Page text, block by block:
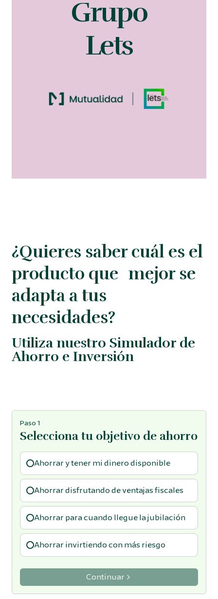
Grupo
Lets
¿Quieres saber cuál es el
producto que mejor se
adapta a tus
necesidades?
Utiliza nuestro Simulador de
Ahorro e Inversión